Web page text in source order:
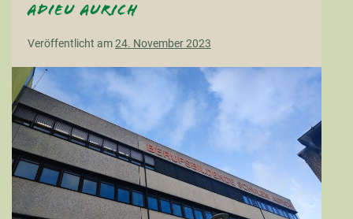
Adieu Aurich
Veröffentlicht am24. November 2023
Adieu
Aurich